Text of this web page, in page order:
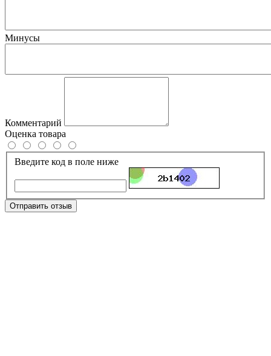
Минусы
Комментарий
Оценка товара
Введите код в поле ниже
Отправить отзыв